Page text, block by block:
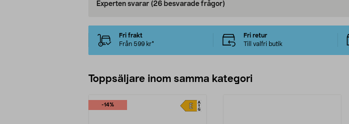
Experten svarar (26 besvarade frågor)
Fri frakt
Från 599 kr*
Fri retur
Till valfri butik
Toppsäljare inom samma kategori
-14%